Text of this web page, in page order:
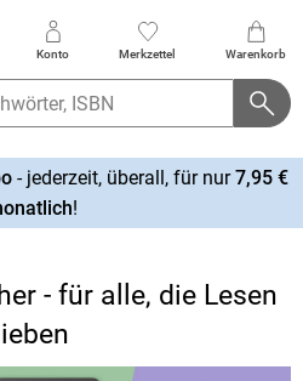
Konto Merkzettel Warenkorb
- jederzeit, überall, für nur7,95 €
!
- für alle, die Lesen
lieben